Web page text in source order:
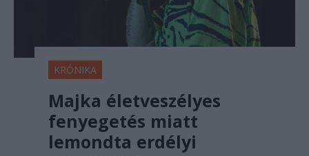
KRÓNIKA
Majka életveszélyes
fenyegetés miatt
lemondta erdélyi